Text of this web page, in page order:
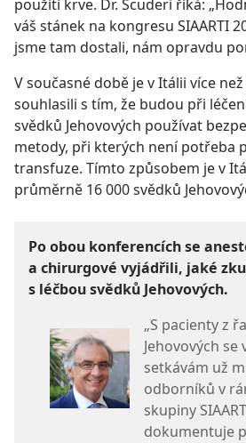
použití krve. Dr. Scuderi říká:
váš stánek na kongresu SIAARTI
jsme tam dostali, nám opravdu
V současné době je v Itálii více
souhlasili s tím, že budou při
svědků Jehovových používat
metody, při kterých není potřeba
transfuze. Tímto způsobem je v
průměrně 16 000 svědků
Po obou konferencích se
a chirurgové vyjádřili, jaké
s léčbou svědků Jehovových.
„S pacienty z
Jehovových se
setkávám už
odborníků v
skupiny
dokumentuje